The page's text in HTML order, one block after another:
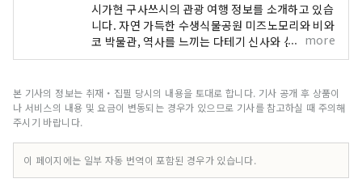
시가현 구사쓰시의 관광 여행 정보를 소개하고 있습
니다. 자연 가득한 수생식물공원 미즈노모리와 비와
코 박물관, 역사를 느끼는 다테기 신사와 삼대 신사,
구사쓰주쿠 본진, 가족이 즐길 수 있는 록하 공원 등
more
본 기사의 정보는 취재・집필 당시의 내용을 토대로 합니다. 기사 공개 후 상품이
나 서비스의 내용 및 요금이 변동되는 경우가 있으므로 기사를 참고하실 때 주의해
주시기 바랍니다.
이 페이지에는 일부 자동 번역이 포함된 경우가 있습니다.